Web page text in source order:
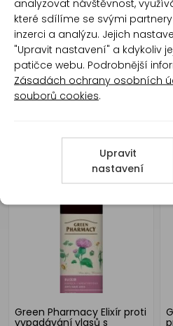
tvoření mazu a proti
lupům, 946 ml
The Doctor šampon pro
objem vlasů se zázvorem
a kofeinem 946 ml
ml
Green Pharmacy Elixír proti
vypadávání vlasů s
analyzovat návštěvnost,
které sdílíme se svými
inzerci a analýzu. Jejich
"Upravit nastavení" a kdykoliv
patičce webu. Podrobnější
Zásadách ochrany osobních
souborů cookies.
Upravit
nastavení